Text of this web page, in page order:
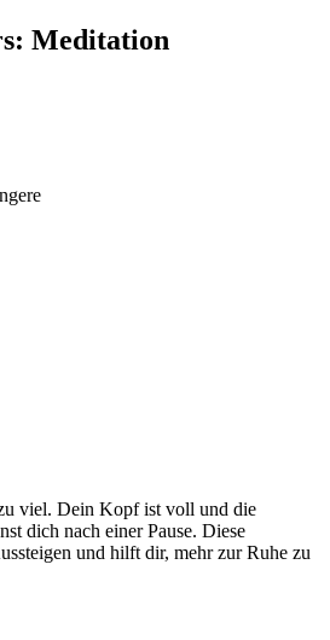
Meditation
viel. Dein Kopf ist voll und die
dich nach einer Pause. Diese
und hilft dir, mehr zur Ruhe zu